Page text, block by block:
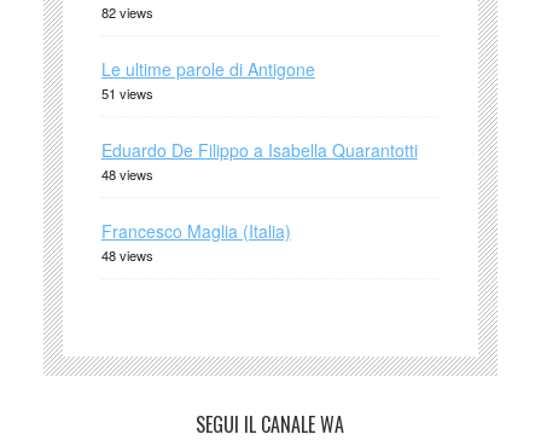
82 views
Le ultime parole di Antigone
51 views
Eduardo De Filippo a Isabella Quarantotti
48 views
Francesco Maglia (Italia)
48 views
SEGUI IL CANALE WA